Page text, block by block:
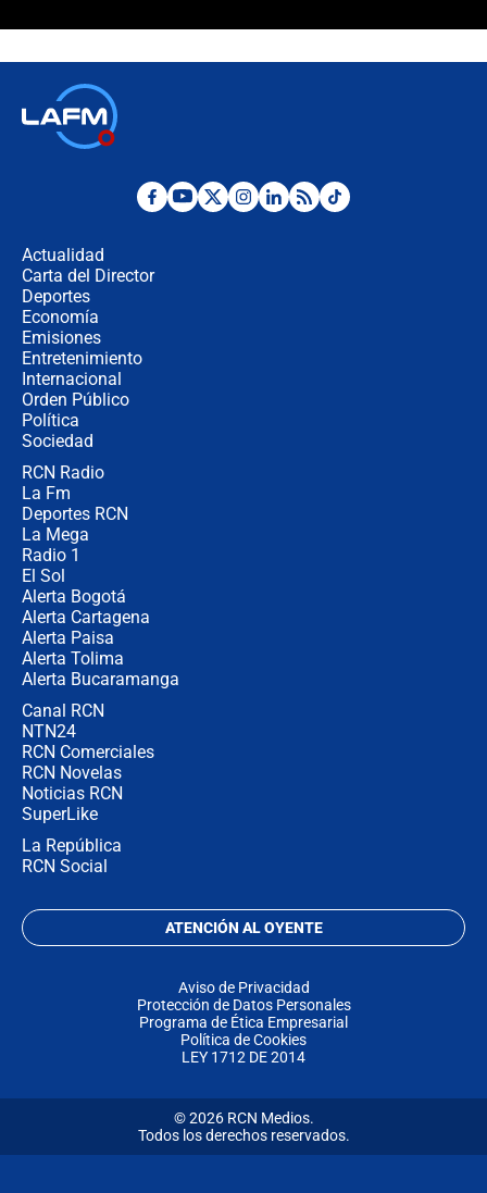
¿Por qué De la Espriella gobernará
Actualidad
Carta del Director
Deportes
Economía
Emisiones
Entretenimiento
Internacional
Orden Público
Política
Sociedad
RCN Radio
La Fm
Deportes RCN
La Mega
Radio 1
El Sol
Alerta Bogotá
Alerta Cartagena
Alerta Paisa
Alerta Tolima
Alerta Bucaramanga
Canal RCN
NTN24
RCN Comerciales
RCN Novelas
Noticias RCN
SuperLike
La República
RCN Social
ATENCIÓN AL OYENTE
Aviso de Privacidad
Protección de Datos Personales
Programa de Ética Empresarial
Política de Cookies
LEY 1712 DE 2014
© 2026 RCN Medios.
Todos los derechos reservados.